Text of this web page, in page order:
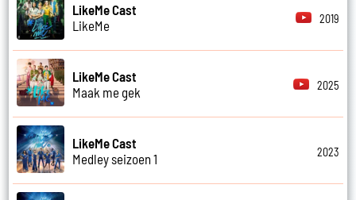
LikeMe Cast
LikeMe
2019
LikeMe Cast
Maak me gek
2025
LikeMe Cast
Medley seizoen 1
2023